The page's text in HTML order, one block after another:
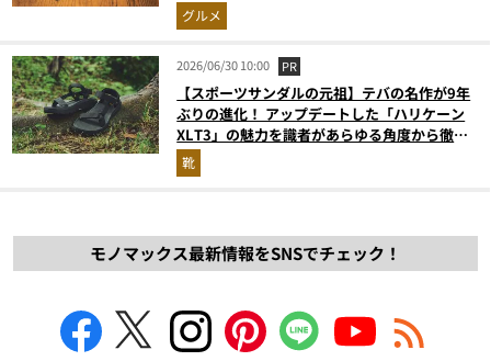
グルメ
2026/06/30 10:00 PR
【スポーツサンダルの元祖】テバの名作が9年
ぶりの進化！ アップデートした「ハリケーン
XLT3」の魅力を識者があらゆる角度から徹底
解説！
靴
モノマックス最新情報をSNSでチェック！